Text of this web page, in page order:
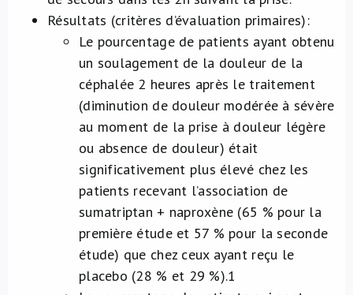
Résultats (critères d’évaluation primaires):
Le pourcentage de patients ayant obtenu
un soulagement de la douleur de la
céphalée 2 heures après le traitement
(diminution de douleur modérée à sévère
au moment de la prise à douleur légère
ou absence de douleur) était
significativement plus élevé chez les
patients recevant l’association de
sumatriptan + naproxène (65 % pour la
première étude et 57 % pour la seconde
étude) que chez ceux ayant reçu le
placebo (28 % et 29 %).1